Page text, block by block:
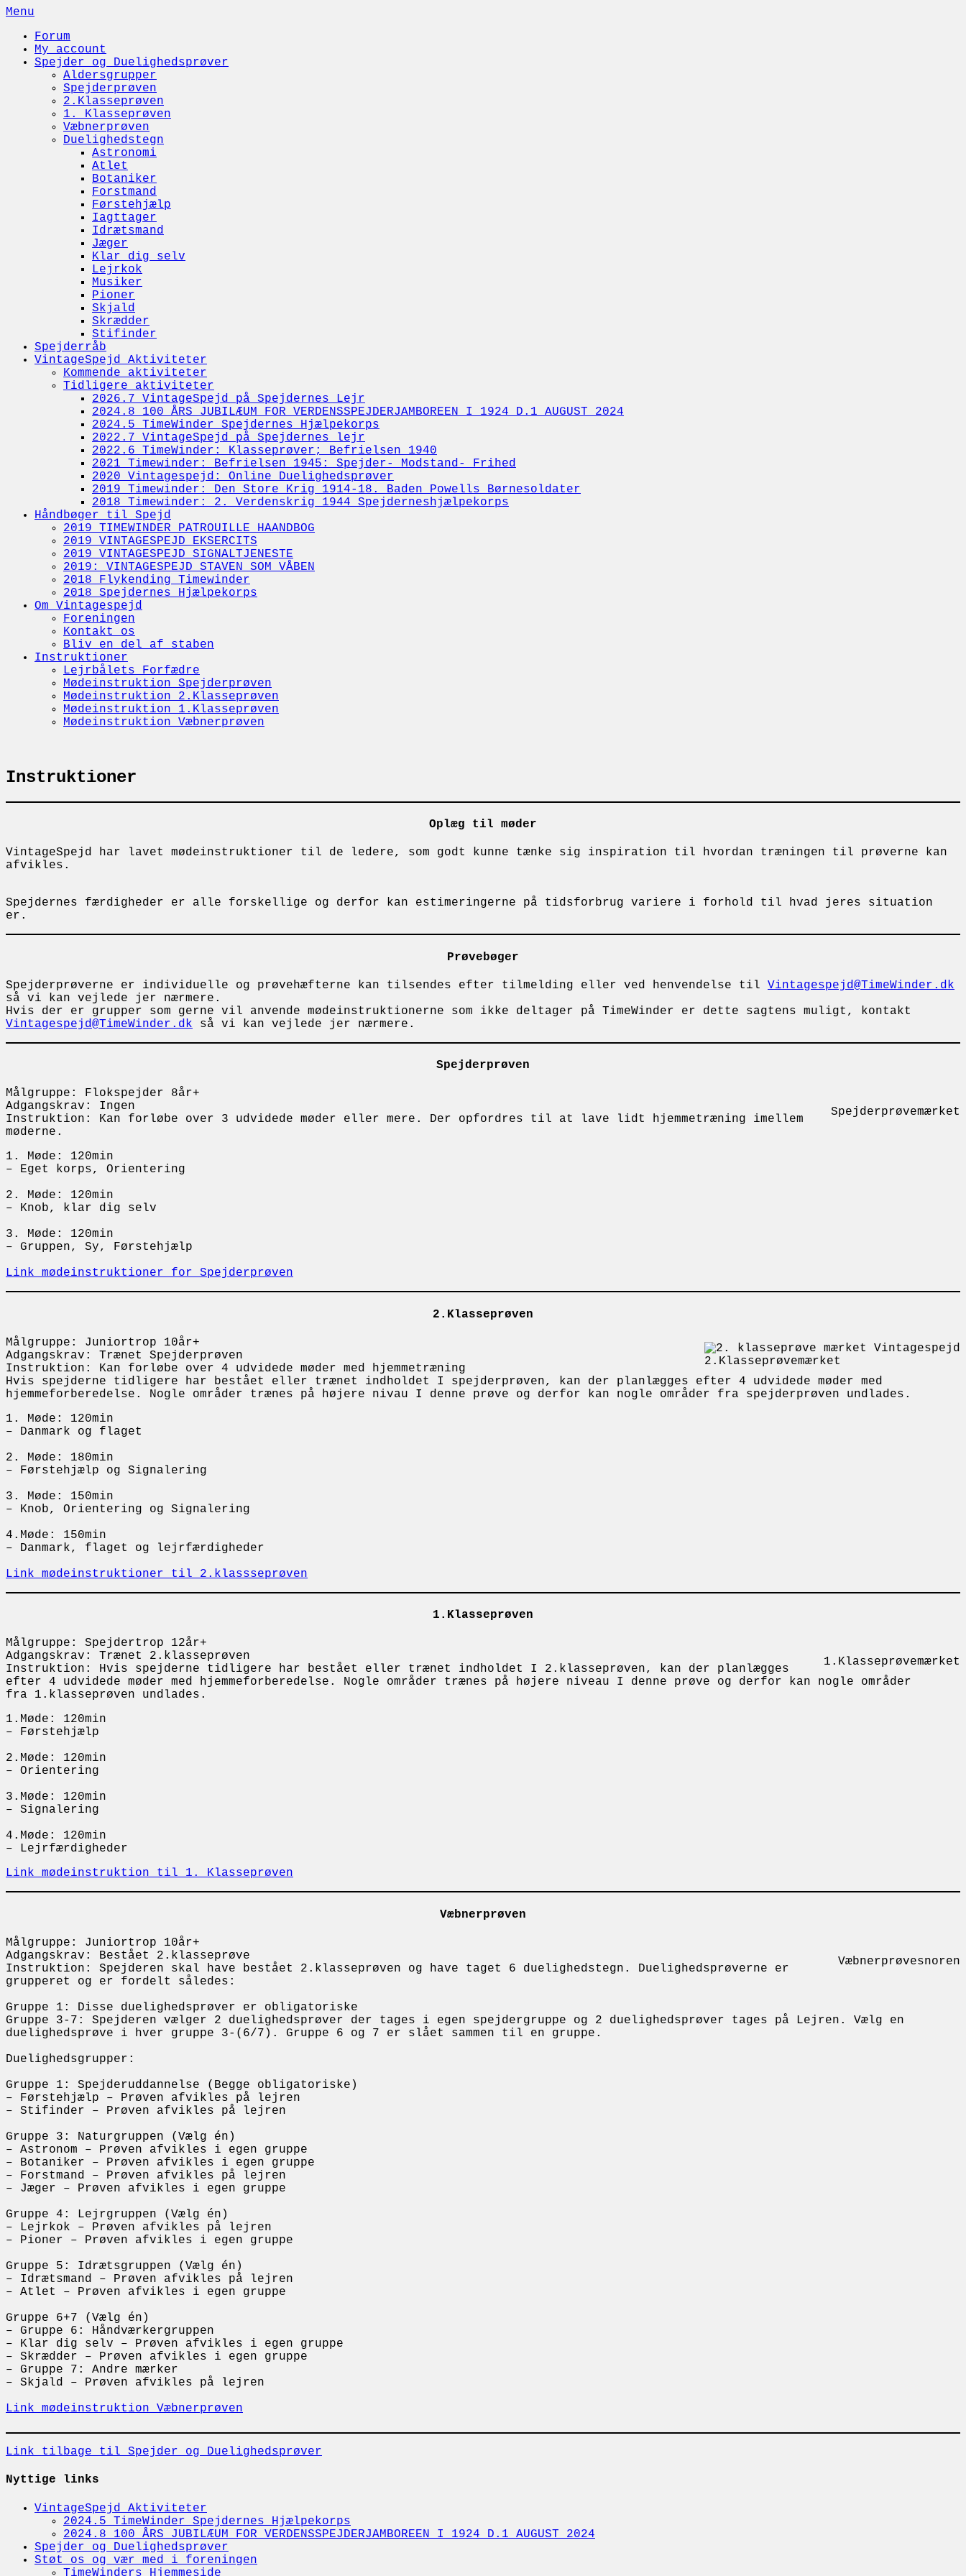
Skip
content
Menu
Forum
My account
Spejder og Duelighedsprøver
Aldersgrupper
Spejderprøven
2.Klasseprøven
1. Klasseprøven
Væbnerprøven
Duelighedstegn
Astronomi
Atlet
Botaniker
Forstmand
Førstehjælp
Iagttager
Idrætsmand
Jæger
Klar dig selv
Lejrkok
Musiker
Pioner
Skjald
Skrædder
Stifinder
Spejderråb
VintageSpejd Aktiviteter
Kommende aktiviteter
Tidligere aktiviteter
2026.7 VintageSpejd på Spejdernes Lejr
2024.8 100 ÅRS JUBILÆUM FOR VERDENSSPEJDERJAMBOREEN I 1924 D.1 AUGUST 2024
2024.5 TimeWinder Spejdernes Hjælpekorps
2022.7 VintageSpejd på Spejdernes lejr
2022.6 TimeWinder: Klasseprøver; Befrielsen 1940
2021 Timewinder: Befrielsen 1945: Spejder- Modstand- Frihed
2020 Vintagespejd: Online Duelighedsprøver
2019 Timewinder: Den Store Krig 1914-18. Baden Powells Børnesoldater
2018 Timewinder: 2. Verdenskrig 1944 Spejderneshjælpekorps
Håndbøger til Spejd
2019 TIMEWINDER PATROUILLE HAANDBOG
2019 VINTAGESPEJD EKSERCITS
2019 VINTAGESPEJD SIGNALTJENESTE
2019: VINTAGESPEJD STAVEN SOM VÅBEN
2018 Flykending Timewinder
2018 Spejdernes Hjælpekorps
Om Vintagespejd
Foreningen
Kontakt os
Bliv en del af staben
Instruktioner
Lejrbålets Forfædre
Mødeinstruktion Spejderprøven
Mødeinstruktion 2.Klasseprøven
Mødeinstruktion 1.Klasseprøven
Mødeinstruktion Væbnerprøven
Instruktioner
Oplæg til møder
VintageSpejd har lavet mødeinstruktioner til de ledere, som godt kunne tænke sig inspiration til hvordan træningen til prøverne kan
afvikles.
Spejdernes færdigheder er alle forskellige og derfor kan estimeringerne på tidsforbrug variere i forhold til hvad jeres situation
er.
Prøvebøger
Spejderprøverne er individuelle og prøvehæfterne kan tilsendes efter tilmelding eller ved henvendelse til Vintagespejd@TimeWinder.dk
så vi kan vejlede jer nærmere.
Hvis der er grupper som gerne vil anvende mødeinstruktionerne som ikke deltager på TimeWinder er dette sagtens muligt, kontakt
Vintagespejd@TimeWinder.dk så vi kan vejlede jer nærmere.
Spejderprøven
Spejderprøvemærket
Målgruppe: Flokspejder 8år+
Adgangskrav: Ingen
Instruktion: Kan forløbe over 3 udvidede møder eller mere. Der opfordres til at lave lidt hjemmetræning imellem
møderne.
1. Møde: 120min
– Eget korps, Orientering
2. Møde: 120min
– Knob, klar dig selv
3. Møde: 120min
– Gruppen, Sy, Førstehjælp
Link mødeinstruktioner for Spejderprøven
2.Klasseprøven
2.Klasseprøvemærket
Målgruppe: Juniortrop 10år+
Adgangskrav: Trænet Spejderprøven
Instruktion: Kan forløbe over 4 udvidede møder med hjemmetræning
Hvis spejderne tidligere har bestået eller trænet indholdet I spejderprøven, kan der planlægges efter 4 udvidede møder med
hjemmeforberedelse. Nogle områder trænes på højere nivau I denne prøve og derfor kan nogle områder fra spejderprøven undlades.
1. Møde: 120min
– Danmark og flaget
2. Møde: 180min
– Førstehjælp og Signalering
3. Møde: 150min
– Knob, Orientering og Signalering
4.Møde: 150min
– Danmark, flaget og lejrfærdigheder
Link mødeinstruktioner til 2.klassseprøven
1.Klasseprøven
1.Klasseprøvemærket
Målgruppe: Spejdertrop 12år+
Adgangskrav: Trænet 2.klasseprøven
Instruktion: Hvis spejderne tidligere har bestået eller trænet indholdet I 2.klasseprøven, kan der planlægges
efter 4 udvidede møder med hjemmeforberedelse. Nogle områder trænes på højere niveau I denne prøve og derfor kan nogle områder
fra 1.klasseprøven undlades.
1.Møde: 120min
– Førstehjælp
2.Møde: 120min
– Orientering
3.Møde: 120min
– Signalering
4.Møde: 120min
– Lejrfærdigheder
Link mødeinstruktion til 1. Klasseprøven
Væbnerprøven
Væbnerprøvesnoren
Målgruppe: Juniortrop 10år+
Adgangskrav: Bestået 2.klasseprøve
Instruktion: Spejderen skal have bestået 2.klasseprøven og have taget 6 duelighedstegn. Duelighedsprøverne er
grupperet og er fordelt således:
Gruppe 1: Disse duelighedsprøver er obligatoriske
Gruppe 3-7: Spejderen vælger 2 duelighedsprøver der tages i egen spejdergruppe og 2 duelighedsprøver tages på Lejren. Vælg en
duelighedsprøve i hver gruppe 3-(6/7). Gruppe 6 og 7 er slået sammen til en gruppe.
Duelighedsgrupper:
Gruppe 1: Spejderuddannelse (Begge obligatoriske)
– Førstehjælp – Prøven afvikles på lejren
– Stifinder – Prøven afvikles på lejren
Gruppe 3: Naturgruppen (Vælg én)
– Astronom – Prøven afvikles i egen gruppe
– Botaniker – Prøven afvikles i egen gruppe
– Forstmand – Prøven afvikles på lejren
– Jæger – Prøven afvikles i egen gruppe
Gruppe 4: Lejrgruppen (Vælg én)
– Lejrkok – Prøven afvikles på lejren
– Pioner – Prøven afvikles i egen gruppe
Gruppe 5: Idrætsgruppen (Vælg én)
– Idrætsmand – Prøven afvikles på lejren
– Atlet – Prøven afvikles i egen gruppe
Gruppe 6+7 (Vælg én)
– Gruppe 6: Håndværkergruppen
– Klar dig selv – Prøven afvikles i egen gruppe
– Skrædder – Prøven afvikles i egen gruppe
– Gruppe 7: Andre mærker
– Skjald – Prøven afvikles på lejren
Link mødeinstruktion Væbnerprøven
Link tilbage til Spejder og Duelighedsprøver
Nyttige links
VintageSpejd Aktiviteter
2024.5 TimeWinder Spejdernes Hjælpekorps
2024.8 100 ÅRS JUBILÆUM FOR VERDENSSPEJDERJAMBOREEN I 1924 D.1 AUGUST 2024
Spejder og Duelighedsprøver
Støt os og vær med i foreningen
TimeWinders Hjemmeside